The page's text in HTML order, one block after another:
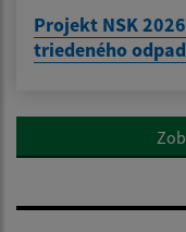
Projekt NSK
triedeného